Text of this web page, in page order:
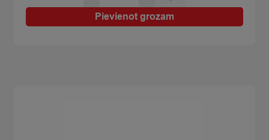
Mentos
Fruit
Pievienot grozam